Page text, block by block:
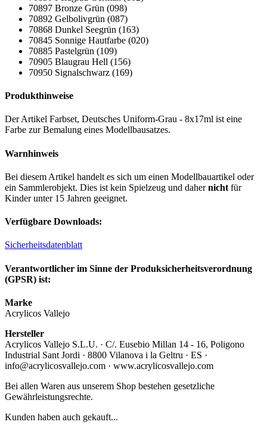
70897 Bronze Grün (098)
70892 Gelbolivgrün (087)
70868 Dunkel Seegrün (163)
70845 Sonnige Hautfarbe (020)
70885 Pastelgrün (109)
70905 Blaugrau Hell (156)
70950 Signalschwarz (169)
Produkthinweise
Der Artikel Farbset, Deutsches Uniform-Grau - 8x17ml ist eine
Farbe zur Bemalung eines Modellbausatzes.
Warnhinweis
Bei diesem Artikel handelt es sich um einen Modellbauartikel oder
ein Sammlerobjekt. Dies ist kein Spielzeug und dahernicht für
Kinder unter 15 Jahren geeignet.
Verfügbare Downloads:
Sicherheitsdatenblatt
Verantwortlicher im Sinne der Produksicherheitsverordnung
(GPSR) ist:
Marke
Acrylicos Vallejo
Hersteller
Acrylicos Vallejo S.L.U. · C/. Eusebio Millan 14 - 16, Poligono
Industrial Sant Jordi · 8800 Vilanova i la Geltru · ES ·
info@acrylicosvallejo.com · www.acrylicosvallejo.com
Bei allen Waren aus unserem Shop bestehen gesetzliche
Gewährleistungsrechte.
Kunden haben auch gekauft...